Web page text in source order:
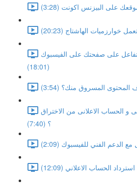
على البيزنس اكونت (3:28)
خوارزميات الهاشتاج (20:23)
على صفحتك على الفيسبوك
(18:01)
المسروق منك؟ (3:54)
الحساب الاعلانى من الاختراق
؟ (7:40)
الدعم الفني للفيسبوك (2:09)
استرداد الحساب الاعلاني (12:09)